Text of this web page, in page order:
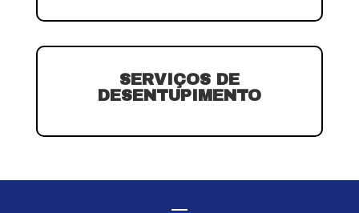
SERVIÇOS DE
DESENTUPIMENTO